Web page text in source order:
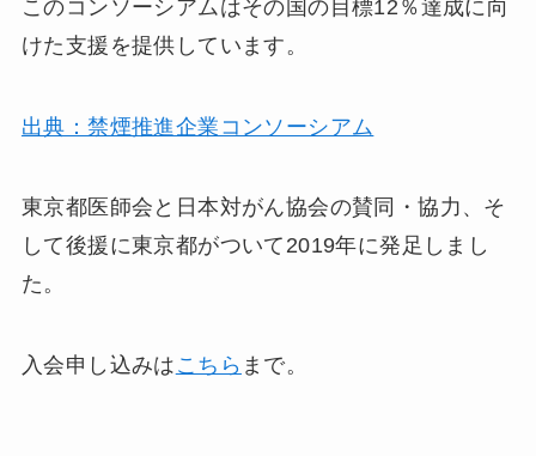
このコンソーシアムはその国の目標12％達成に向
けた支援を提供しています。
出典：禁煙推進企業コンソーシアム
東京都医師会と日本対がん協会の賛同・協力、そ
して後援に東京都がついて2019年に発足しまし
た。
入会申し込みは こちら まで。